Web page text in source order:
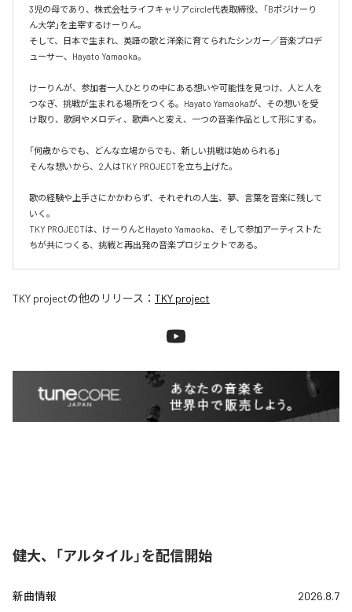
3児の母であり、株式会社ライフキャリアcircle代表取締役、「Bポジけーり
ん大学」を主宰するけーりん。
そして、日本で生まれ、英語の歌と洋楽に育てられたシンガー／音楽プロデ
ューサー、Hayato Yamaoka。
けーりんが、参加者一人ひとりの中にある想いや可能性を見つけ、人と人を
つなぎ、挑戦が生まれる場所をつくる。Hayato Yamaokaが、その想いを受
け取り、歌詞やメロディ、歌声へと変え、一つの音楽作品として形にする。
「何歳からでも、どんな立場からでも、新しい挑戦は始められる」
そんな想いから、2人はTKY PROJECTを立ち上げた。
歌の経験や上手さにかかわらず、それぞれの人生、夢、言葉を音楽に残して
いく。
TKY PROJECTは、けーりんとHayato Yamaoka、そして参加アーティストた
ちが共につくる、挑戦と再出発の音楽プロジェクトである。
TKY projectの他のリリース： TKY project
健大、「アルタイル」を配信開始
新曲情報 2026.8.7